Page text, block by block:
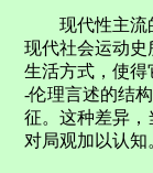
现代性主流的
现代社会运动
生活方式，使
-伦理言述的结
征。这种差异
对局观加以认